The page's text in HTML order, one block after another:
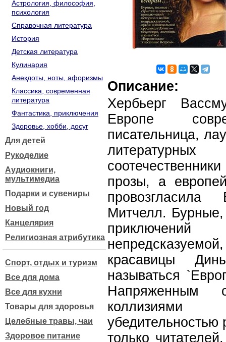
Астрология, философия,
психология
Справочная литература
История
Детская литература
Кулинария
Анекдоты, ноты, афоризмы
Классика, современная
литература
Фантастика, приключения
Здоровье, хобби, досуг
Для детей
Рукоделие
Аудиокниги,
мультимедиа
Подарки и сувениры
Новый год
Канцелярия
Религиозная атрибутика
Спорт, отдых и туризм
Все для дома
Все для кухни
Товары для здоровья
Целебные травы, чаи
Здоровое питание
Описание:
Хербьерг
Европе
писательница,
прозы, а
Митчелл.
красавицы
называться
Напряженным
коллизиями
только